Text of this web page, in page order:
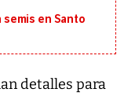
semis en Santo
detalles para